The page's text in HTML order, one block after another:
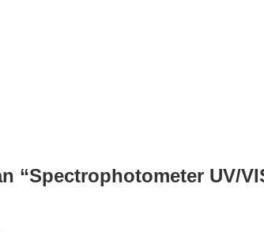
“Spectrophotometer UV/